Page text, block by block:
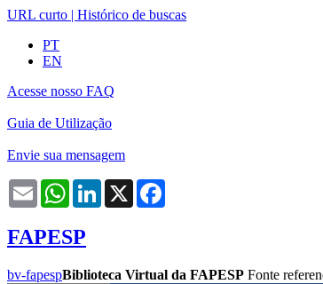
URL curto | Histórico de buscas
PT
EN
Acesse nosso FAQ
Guia de Utilização
Envie sua mensagem
Email WhatsAppLinkedIn
X
FAPESP
bv-fapespBiblioteca Virtual da FAPESP Fonte